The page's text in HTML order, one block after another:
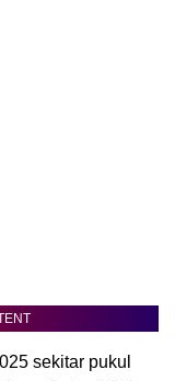
sekitar pukul